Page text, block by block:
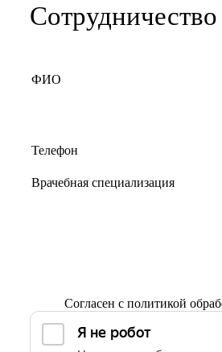
Согласен с политикой